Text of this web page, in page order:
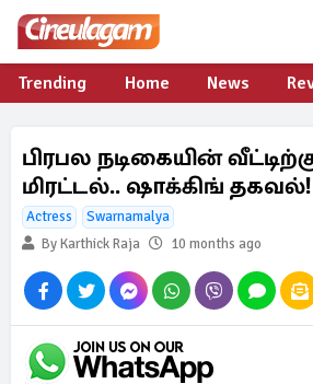
Trending Home News
பிரபல நடிகையின்
மிரட்டல்.. ஷாக்கிங்
Actress
Swarnamalya
By Karthick Raja
10 months ago